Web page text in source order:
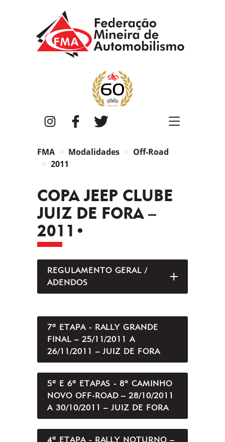
InstagramFacebook
FMA Modalidades
Off-Road
2011
COPA JEEP CLUBE
JUIZ DE FORA –
2011•
REGULAMENTO GERAL /
ADENDOS
7ª ETAPA - RALLY GRANDE
FINAL – 25/11/2011 A
26/11/2011 – JUIZ DE FORA
5ª E 6ª ETAPAS - 8º CAMINHO
NOVO OFF-ROAD – 28/10/2011
A 30/10/2011 – JUIZ DE FORA
4ª ETAPA - RALLY NOTURNO –